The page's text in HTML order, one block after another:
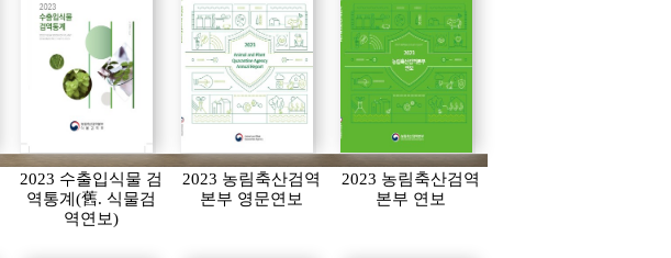
2023 수출입식물 검
역통계(舊. 식물검
역연보)
2023 농림축산검역
본부 영문연보
2023 농림축산검역
본부 연보